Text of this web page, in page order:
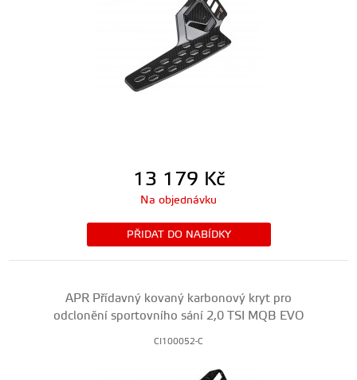
13 179 Kč
Na objednávku
PŘIDAT DO NABÍDKY
APR Přídavný kovaný karbonový kryt pro
odclonění sportovního sání 2,0 TSI MQB EVO
CI100052-C